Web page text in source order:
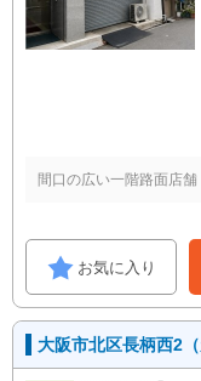
間口の広い一階路面店舗
お気に入り
大阪市北区長柄西2